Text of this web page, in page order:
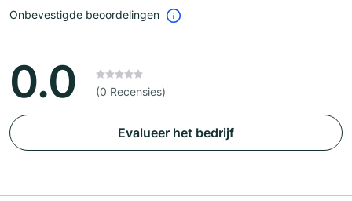
Onbevestigde beoordelingen
0.0 (0 Recensies)
Evalueer het bedrijf